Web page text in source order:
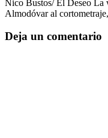
Nico Bustos/ El Deseo La
Almodóvar al
Deja un comentario